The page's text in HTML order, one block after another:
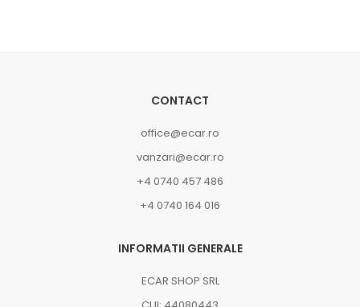
CONTACT
office@ecar.ro
vanzari@ecar.ro
+4 0740 457 486
+4 0740 164 016
INFORMATII GENERALE
ECAR SHOP SRL